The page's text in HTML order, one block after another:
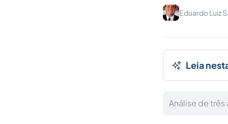
Eduardo Luiz
Leia
Análise de